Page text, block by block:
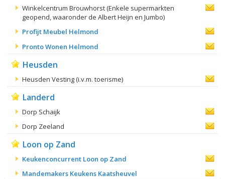
Winkelcentrum Brouwhorst (Enkele supermarkten
geopend, waaronder de Albert Heijn en Jumbo)
Profijt Meubel Helmond
Pronto Wonen Helmond
Heusden
Heusden Vesting (i.v.m. toerisme)
Landerd
Dorp Schaijk
Dorp Zeeland
Loon op Zand
Keukenconcurrent Loon op Zand
Mandemakers Keukens Kaatsheuvel